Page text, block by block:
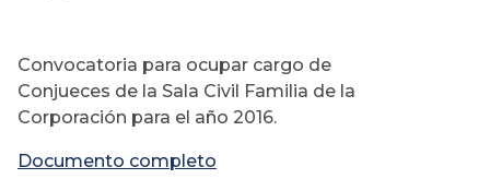
Convocatoria para ocupar cargo de
Conjueces de la Sala Civil Familia de la
Corporación para el año 2016.
Documento completo